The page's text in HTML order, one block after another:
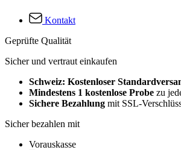
Kontakt
Geprüfte Qualität
Sicher und vertraut einkaufen
Schweiz: Kostenloser
Mindestens 1 kostenlose Probe zu
Sichere Bezahlung mit SSL-
Sicher bezahlen mit
Vorauskasse